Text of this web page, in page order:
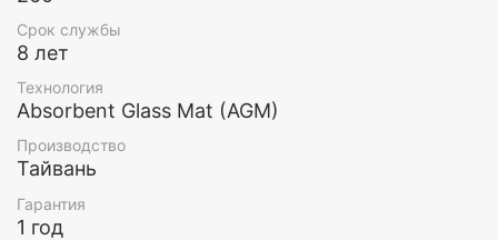
Срок службы
8 лет
Технология
Absorbent Glass Mat (AGM)
Производство
Тайвань
Гарантия
1 год